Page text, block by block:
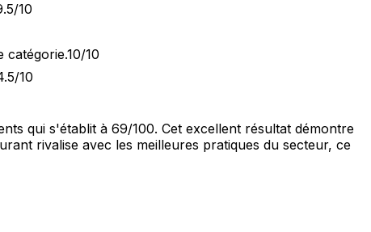
10
catégorie.10/10
10
qui s'établit à 69/100. Cet excellent résultat démontre
rivalise avec les meilleures pratiques du secteur, ce